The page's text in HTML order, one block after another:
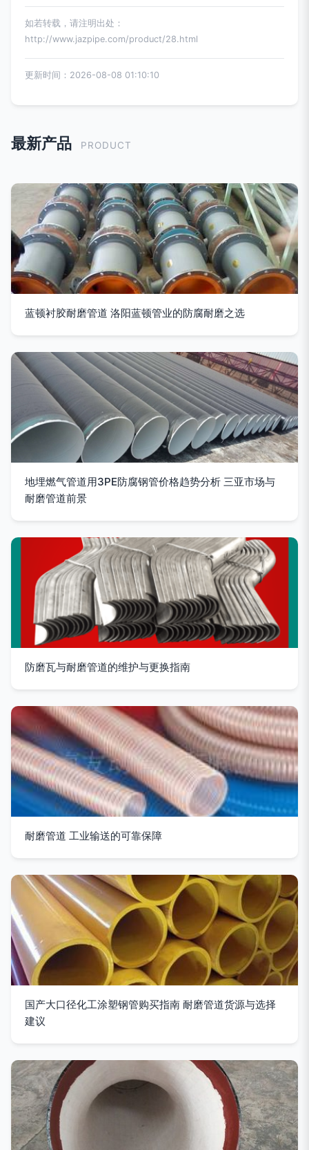
如若转载，请注明出处：
http://www.jazpipe.com/product/28.html
更新时间：2026-08-08 01:10:10
最新产品 PRODUCT
蓝顿衬胶耐磨管道 洛阳蓝顿管业的防腐耐磨之选
地埋燃气管道用3PE防腐钢管价格趋势分析 三亚市场与
耐磨管道前景
防磨瓦与耐磨管道的维护与更换指南
耐磨管道 工业输送的可靠保障
国产大口径化工涂塑钢管购买指南 耐磨管道货源与选择
建议